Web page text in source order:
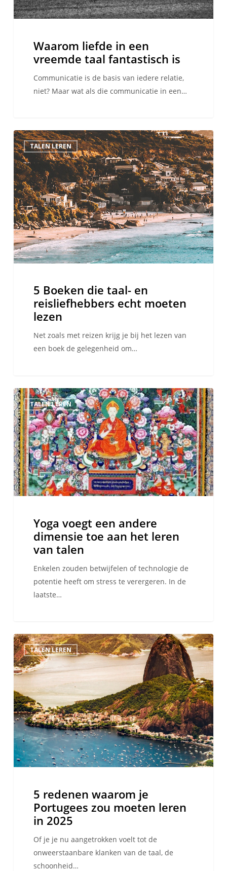
Waarom liefde in een
vreemde taal fantastisch is
Communicatie is de basis van iedere relatie,
niet? Maar wat als die communicatie in een…
5
Boeken
die
taal-
en
reisliefhebbers
echt
moeten
lezen
TALEN LEREN
5 Boeken die taal- en
reisliefhebbers echt moeten
lezen
Net zoals met reizen krijg je bij het lezen van
een boek de gelegenheid om…
Yoga
voegt
een
andere
dimensie
toe
aan
het
leren
TALEN LEREN
Yoga voegt een andere
dimensie toe aan het leren
van talen
Enkelen zouden betwijfelen of technologie de
potentie heeft om stress te verergeren. In de
laatste…
5
redenen
waarom
je
Portugees
zou
moeten
leren
in
2025
TALEN LEREN
5 redenen waarom je
Portugees zou moeten leren
in 2025
Of je je nu aangetrokken voelt tot de
onweerstaanbare klanken van de taal, de
schoonheid…